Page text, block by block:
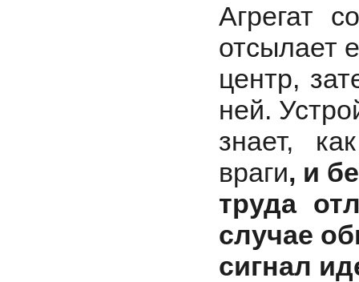
Агрегат
отсылает
центр,
ней.
знает,
враги, и
труда
случае
сигнал